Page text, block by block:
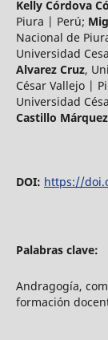
Kelly Córdova
Piura | Perú;
Nacional de
Universidad
Alvarez Cruz,
César Vallejo |
Universidad
Castillo Márquez
DOI: https://
Palabras clave:
Andragogía,
formación